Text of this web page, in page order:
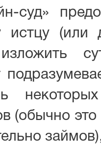
суд»
истцу (или
изложить
(обычно